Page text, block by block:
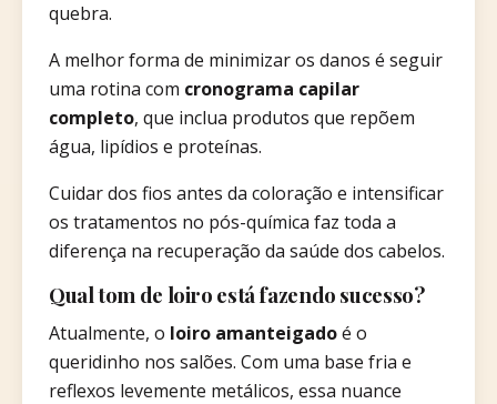
quebra.
A melhor forma de minimizar os danos é seguir
uma rotina com cronograma capilar
completo, que inclua produtos que repõem
água, lipídios e proteínas.
Cuidar dos fios antes da coloração e intensificar
os tratamentos no pós-química faz toda a
diferença na recuperação da saúde dos cabelos.
Qual tom de loiro está fazendo sucesso?
Atualmente, o loiro amanteigadoé o
queridinho nos salões. Com uma base fria e
reflexos levemente metálicos, essa nuance